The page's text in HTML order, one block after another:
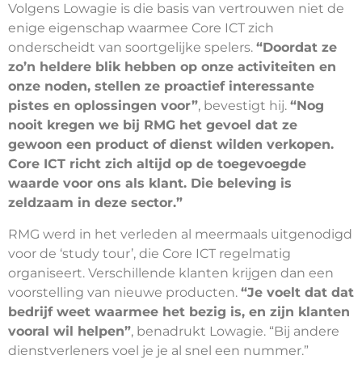
Volgens Lowagie is die basis van vertrouwen niet de
enige eigenschap waarmee Core ICT zich
onderscheidt van soortgelijke spelers. “Doordat ze
zo’n heldere blik hebben op onze activiteiten en
onze noden, stellen ze proactief interessante
pistes en oplossingen voor”, bevestigt hij. “Nog
nooit kregen we bij RMG het gevoel dat ze
gewoon een product of dienst wilden verkopen.
Core ICT richt zich altijd op de toegevoegde
waarde voor ons als klant. Die beleving is
zeldzaam in deze sector.”
RMG werd in het verleden al meermaals uitgenodigd
voor de ‘study tour’, die Core ICT regelmatig
organiseert. Verschillende klanten krijgen dan een
voorstelling van nieuwe producten. “Je voelt dat dat
bedrijf weet waarmee het bezig is, en zijn klanten
vooral wil helpen”, benadrukt Lowagie. “Bij andere
dienstverleners voel je je al snel een nummer.”